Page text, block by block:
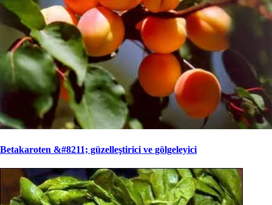
Betakaroten &#8211; güzelleştirici ve gölgeleyici